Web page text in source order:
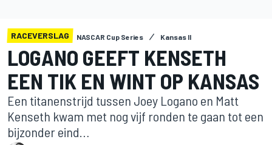
RACEVERSLAG NASCAR Cup Series Kansas II
LOGANO GEEFT KENSETH
EEN TIK EN WINT OP KANSAS
Een titanenstrijd tussen Joey Logano en Matt
Kenseth kwam met nog vijf ronden te gaan tot een
bijzonder eind…